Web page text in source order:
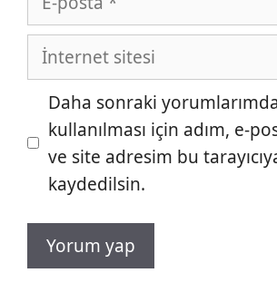
posta
İnternet
sitesi
Daha sonraki
kullanılması için adım, e-
ve site adresim bu
kaydedilsin.